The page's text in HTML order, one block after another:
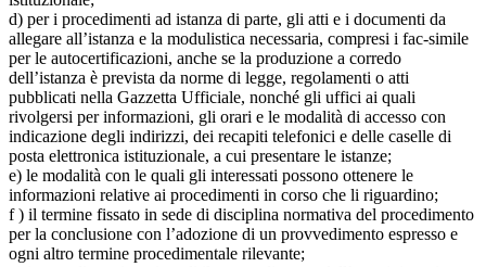
d) per i procedimenti ad istanza di parte, gli atti e i documenti da
allegare all’istanza e la modulistica necessaria, compresi i fac-simile
per le autocertificazioni, anche se la produzione a corredo
dell’istanza è prevista da norme di legge, regolamenti o atti
pubblicati nella Gazzetta Ufficiale, nonché gli uffici ai quali
rivolgersi per informazioni, gli orari e le modalità di accesso con
indicazione degli indirizzi, dei recapiti telefonici e delle caselle di
posta elettronica istituzionale, a cui presentare le istanze;
e) le modalità con le quali gli interessati possono ottenere le
informazioni relative ai procedimenti in corso che li riguardino;
f ) il termine fissato in sede di disciplina normativa del procedimento
per la conclusione con l’adozione di un provvedimento espresso e
ogni altro termine procedimentale rilevante;